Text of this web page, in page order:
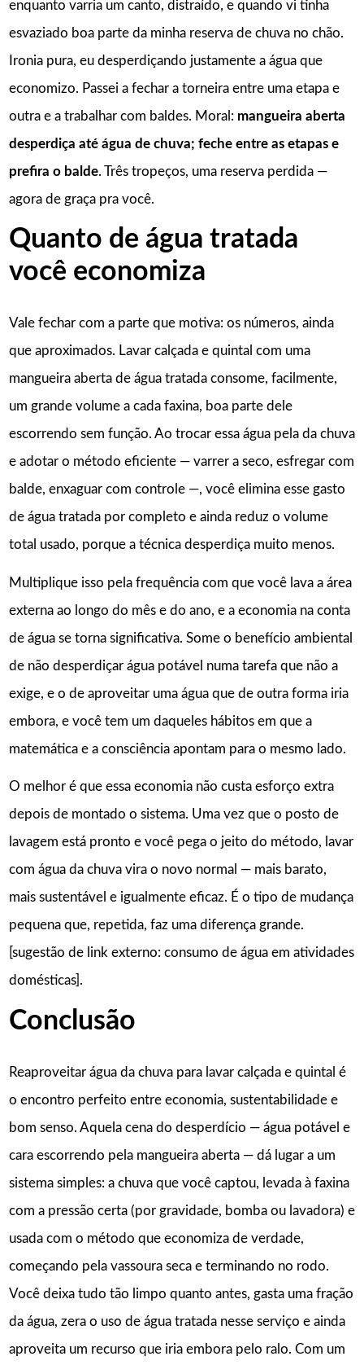
enquanto varria um canto, distraído, e quando vi tinha
esvaziado boa parte da minha reserva de chuva no chão.
Ironia pura, eu desperdiçando justamente a água que
economizo. Passei a fechar a torneira entre uma etapa e
outra e a trabalhar com baldes. Moral: mangueira aberta
desperdiça até água de chuva; feche entre as etapas e
prefira o balde. Três tropeços, uma reserva perdida —
agora de graça pra você.
Quanto de água tratada
você economiza
Vale fechar com a parte que motiva: os números, ainda
que aproximados. Lavar calçada e quintal com uma
mangueira aberta de água tratada consome, facilmente,
um grande volume a cada faxina, boa parte dele
escorrendo sem função. Ao trocar essa água pela da chuva
e adotar o método eficiente — varrer a seco, esfregar com
balde, enxaguar com controle —, você elimina esse gasto
de água tratada por completo e ainda reduz o volume
total usado, porque a técnica desperdiça muito menos.
Multiplique isso pela frequência com que você lava a área
externa ao longo do mês e do ano, e a economia na conta
de água se torna significativa. Some o benefício ambiental
de não desperdiçar água potável numa tarefa que não a
exige, e o de aproveitar uma água que de outra forma iria
embora, e você tem um daqueles hábitos em que a
matemática e a consciência apontam para o mesmo lado.
O melhor é que essa economia não custa esforço extra
depois de montado o sistema. Uma vez que o posto de
lavagem está pronto e você pega o jeito do método, lavar
com água da chuva vira o novo normal — mais barato,
mais sustentável e igualmente eficaz. É o tipo de mudança
pequena que, repetida, faz uma diferença grande.
[sugestão de link externo: consumo de água em atividades
domésticas].
Conclusão
Reaproveitar água da chuva para lavar calçada e quintal é
o encontro perfeito entre economia, sustentabilidade e
bom senso. Aquela cena do desperdício — água potável e
cara escorrendo pela mangueira aberta — dá lugar a um
sistema simples: a chuva que você captou, levada à faxina
com a pressão certa (por gravidade, bomba ou lavadora) e
usada com o método que economiza de verdade,
começando pela vassoura seca e terminando no rodo.
Você deixa tudo tão limpo quanto antes, gasta uma fração
da água, zera o uso de água tratada nesse serviço e ainda
aproveita um recurso que iria embora pelo ralo. Com um